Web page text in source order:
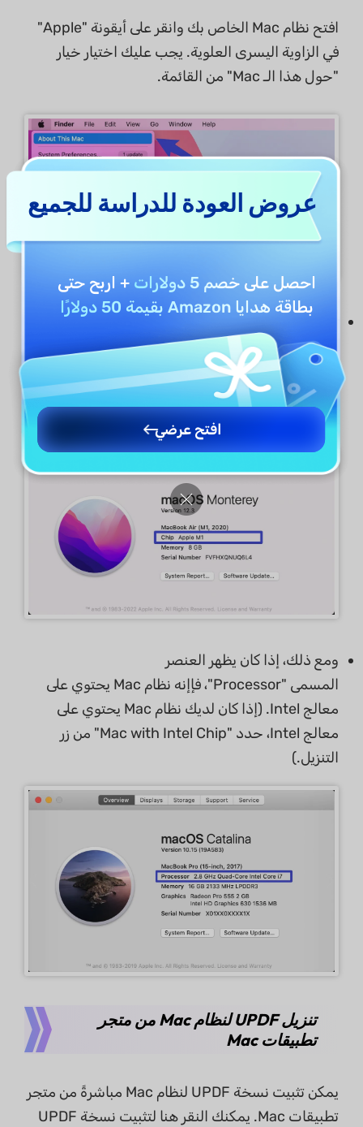
افتح نظام Mac الخاص بك وانقر على أيقونة "Apple"
في الزاوية اليسرى العلوية. يجب عليك اختيار خيار
"حول هذا الـ Mac" من القائمة.
عبرها، فإنه يحتوي على معالج Apple Silicon. (إذا
Chip، حدد "Mac with Apple Chip" من زر
التنزيل.)
ومع ذلك، إذا كان يظهر العنصر
المسمى "Processor"، فإإنه نظام Mac يحتوي على
معالج Intel. (إذا كان لديك نظام Mac يحتوي على
معالج Intel، حدد "Mac with Intel Chip" من زر
التنزيل.)
تنزيل UPDF لنظام Mac من متجر
تطبيقات Mac
يمكن تثبيت نسخة UPDF لنظام Mac مباشرةً من متجر
تطبيقات Mac. يمكنك النقر هنا لتثبيت نسخة UPDF
عروض العودة للدراسة للجميع
احصل علىخصم 5 دولارات
+ اربح حتى
بطاقة هدايا Amazon بقيمة 50 دولارًا
افتح عرضي